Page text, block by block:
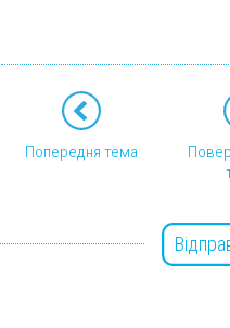
Попередня тема